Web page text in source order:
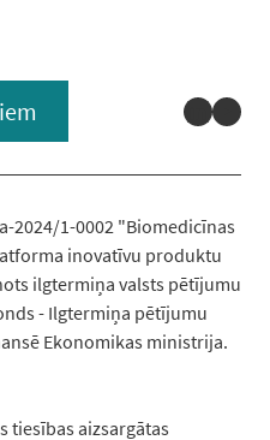
2024/1-0002 "Biomedicīnas
inovatīvu produktu
ilgtermiņa valsts pētījumu
- Ilgtermiņa pētījumu
Ekonomikas ministrija.
tiesības aizsargātas